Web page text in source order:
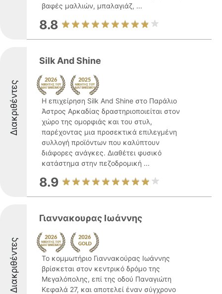
βαφές μαλλιών, μπαλαγιάζ, ...
8.8
Διακριθέντες
Silk And Shine
Η επιχείρηση Silk And Shine στο Παράλιο
Άστρος Αρκαδίας δραστηριοποιείται στον
χώρο της ομορφιάς και του στυλ,
παρέχοντας μια προσεκτικά επιλεγμένη
συλλογή προϊόντων που καλύπτουν
διάφορες ανάγκες. Διαθέτει φυσικό
κατάστημα στην πεζοδρομική ...
8.9
Διακριθέντες
Γιαννακουρας Ιωάννης
Το κομμωτήριο Γιαννακούρας Ιωάννης
βρίσκεται στον κεντρικό δρόμο της
Μεγαλόπολης, επί της οδού Παναγιώτη
Κεφαλά 27, και αποτελεί έναν σύγχρονο